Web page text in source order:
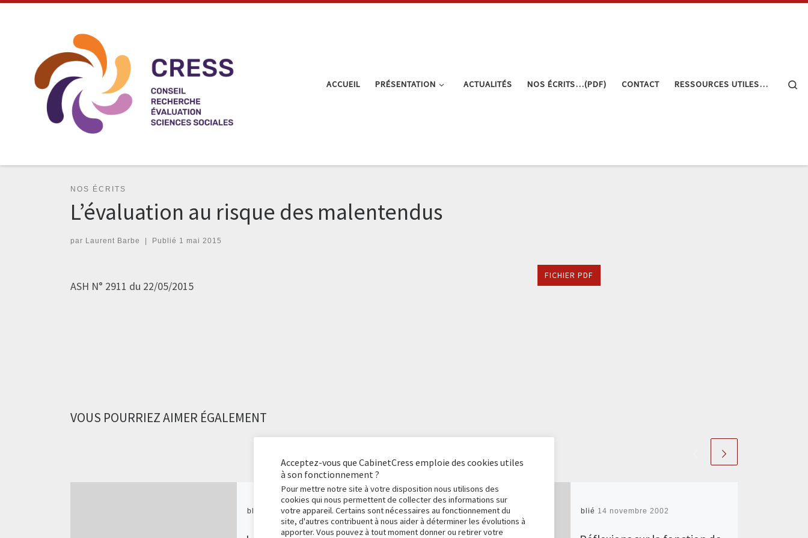
ACCUEIL PRÉSENTATION ACTUALITÉS NOS ÉCRITS…(PDF) CONTACT RESSOURCES UTILES…
NOS ÉCRITS
L’évaluation au risque des malentendus
par Laurent Barbe | Publié 1 mai 2015
ASH N° 2911 du 22/05/2015
FICHIER PDF
VOUS POURRIEZ AIMER ÉGALEMENT
Publié 13 août 2011 Publié 14 novembre 2002
Acceptez-vous que CabinetCress emploie des cookies utiles
à son fonctionnement ?
Pour mettre notre site à votre disposition nous utilisons des
cookies qui nous permettent de collecter des informations sur
votre appareil. Certains sont nécessaires au fonctionnement du
site, d'autres contribuent à nous aider à déterminer les évolutions à
apporter. Vous pouvez à tout moment donner ou retirer votre